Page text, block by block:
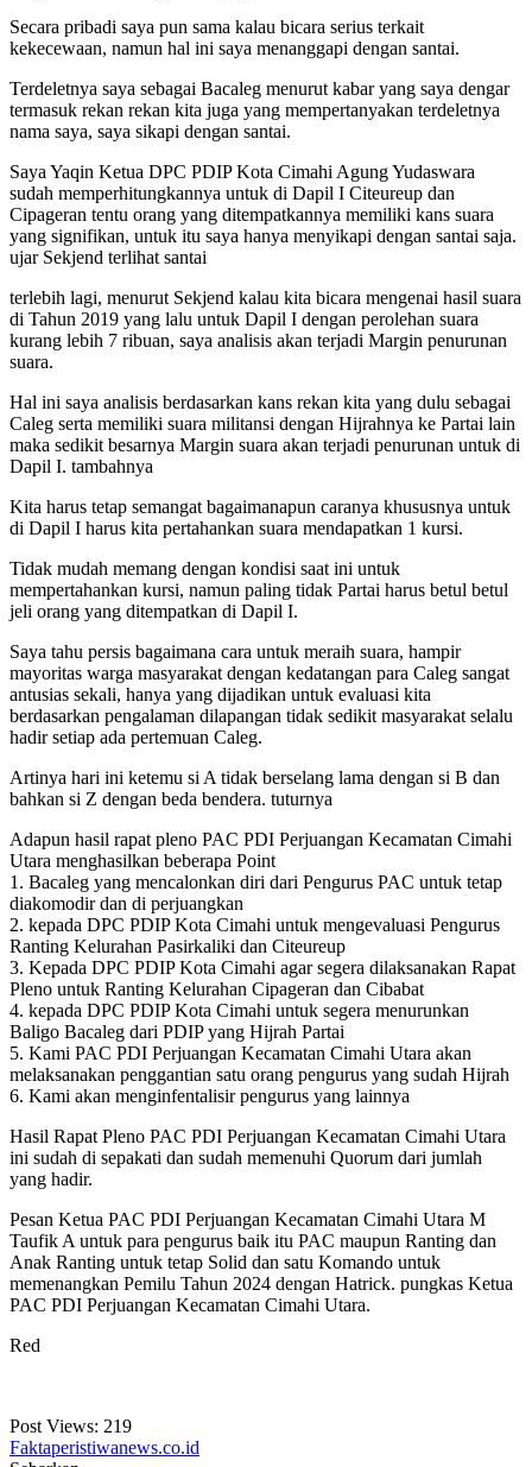
Secara pribadi saya pun sama kalau bicara serius terkait
kekecewaan, namun hal ini saya menanggapi dengan santai.
Terdeletnya saya sebagai Bacaleg menurut kabar yang saya dengar
termasuk rekan rekan kita juga yang mempertanyakan terdeletnya
nama saya, saya sikapi dengan santai.
Saya Yaqin Ketua DPC PDIP Kota Cimahi Agung Yudaswara
sudah memperhitungkannya untuk di Dapil I Citeureup dan
Cipageran tentu orang yang ditempatkannya memiliki kans suara
yang signifikan, untuk itu saya hanya menyikapi dengan santai saja.
ujar Sekjend terlihat santai
terlebih lagi, menurut Sekjend kalau kita bicara mengenai hasil suara
di Tahun 2019 yang lalu untuk Dapil I dengan perolehan suara
kurang lebih 7 ribuan, saya analisis akan terjadi Margin penurunan
suara.
Hal ini saya analisis berdasarkan kans rekan kita yang dulu sebagai
Caleg serta memiliki suara militansi dengan Hijrahnya ke Partai lain
maka sedikit besarnya Margin suara akan terjadi penurunan untuk di
Dapil I. tambahnya
Kita harus tetap semangat bagaimanapun caranya khususnya untuk
di Dapil I harus kita pertahankan suara mendapatkan 1 kursi.
Tidak mudah memang dengan kondisi saat ini untuk
mempertahankan kursi, namun paling tidak Partai harus betul betul
jeli orang yang ditempatkan di Dapil I.
Saya tahu persis bagaimana cara untuk meraih suara, hampir
mayoritas warga masyarakat dengan kedatangan para Caleg sangat
antusias sekali, hanya yang dijadikan untuk evaluasi kita
berdasarkan pengalaman dilapangan tidak sedikit masyarakat selalu
hadir setiap ada pertemuan Caleg.
Artinya hari ini ketemu si A tidak berselang lama dengan si B dan
bahkan si Z dengan beda bendera. tuturnya
Adapun hasil rapat pleno PAC PDI Perjuangan Kecamatan Cimahi
Utara menghasilkan beberapa Point
1. Bacaleg yang mencalonkan diri dari Pengurus PAC untuk tetap
diakomodir dan di perjuangkan
2. kepada DPC PDIP Kota Cimahi untuk mengevaluasi Pengurus
Ranting Kelurahan Pasirkaliki dan Citeureup
3. Kepada DPC PDIP Kota Cimahi agar segera dilaksanakan Rapat
Pleno untuk Ranting Kelurahan Cipageran dan Cibabat
4. kepada DPC PDIP Kota Cimahi untuk segera menurunkan
Baligo Bacaleg dari PDIP yang Hijrah Partai
5. Kami PAC PDI Perjuangan Kecamatan Cimahi Utara akan
melaksanakan penggantian satu orang pengurus yang sudah Hijrah
6. Kami akan menginfentalisir pengurus yang lainnya
Hasil Rapat Pleno PAC PDI Perjuangan Kecamatan Cimahi Utara
ini sudah di sepakati dan sudah memenuhi Quorum dari jumlah
yang hadir.
Pesan Ketua PAC PDI Perjuangan Kecamatan Cimahi Utara M
Taufik A untuk para pengurus baik itu PAC maupun Ranting dan
Anak Ranting untuk tetap Solid dan satu Komando untuk
memenangkan Pemilu Tahun 2024 dengan Hatrick. pungkas Ketua
PAC PDI Perjuangan Kecamatan Cimahi Utara.
Red
Post Views: 219
Faktaperistiwanews.co.id